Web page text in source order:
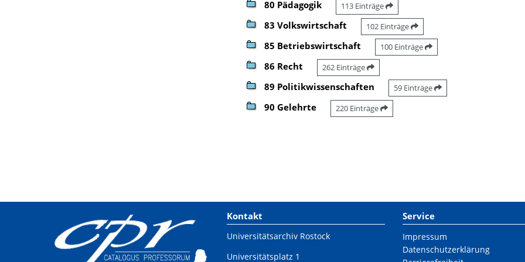
80 Pädagogik 113 Einträge
83 Volkswirtschaft 102 Einträge
85 Betriebswirtschaft 100 Einträge
86 Recht 262 Einträge
89 Politikwissenschaften 59 Einträge
90 Gelehrte 220 Einträge
Kontakt
Universitätsarchiv Rostock
Universitätsplatz 1
Service
Impressum
Datenschutzerklärung